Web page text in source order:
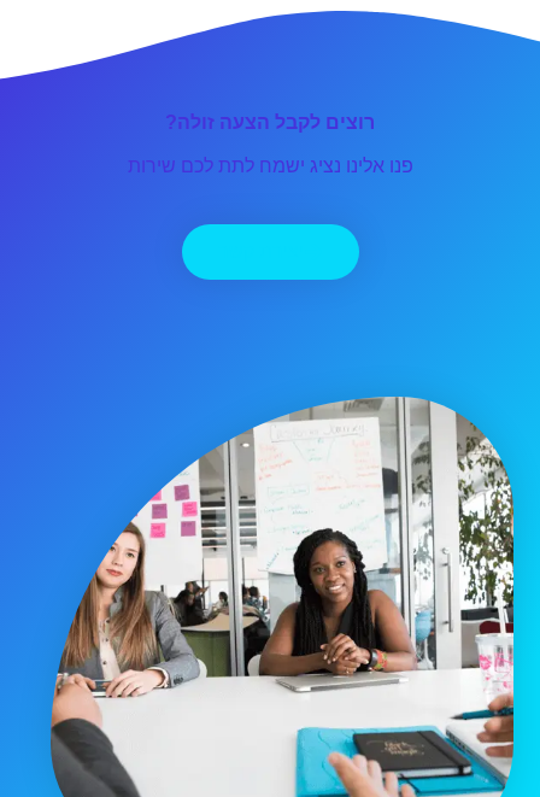
רוצים לקבל הצעה זולה?
פנו אלינו נציג ישמח לתת לכם שירות